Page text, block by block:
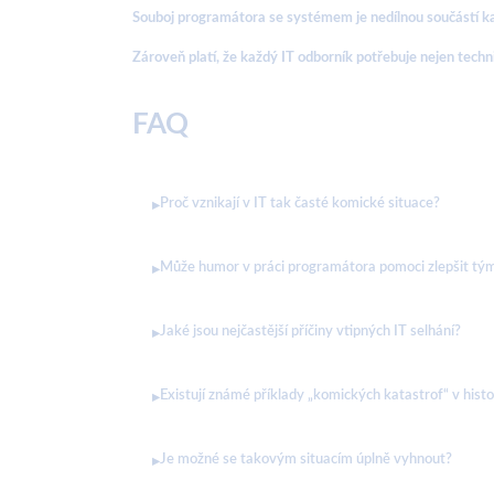
Souboj programátora se systémem je nedílnou součástí
Zároveň platí, že každý IT odborník potřebuje nejen
FAQ
▸ Proč vznikají v IT tak časté komické situace?
▸Může humor v práci programátora pomoci zlepšit
▸Jaké jsou nejčastější příčiny vtipných IT selhání?
▸ Existují známé příklady „komických katastrof“ v
▸Je možné se takovým situacím úplně vyhnout?